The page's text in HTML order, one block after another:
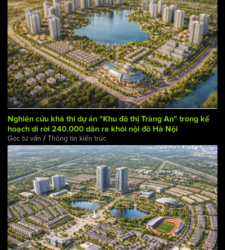
Nghiên cứu khả thi dự án "Khu đô thị Tràng An" trong kế
hoạch di rời 240.000 dân ra khỏi nội đô Hà Nội
Góc tư vấn/Thông tin kiến trúc